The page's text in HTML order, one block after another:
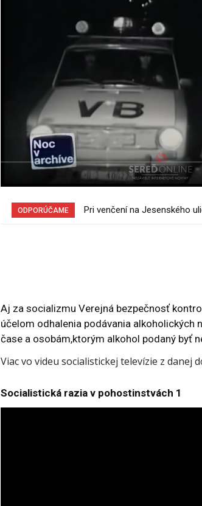
ODPORÚČAME
Sereď niekedy bola mestom
Aj za socializmu Verejná bezpečnosť
účelom odhalenia podávania alkoholických
čase a osobám,ktorým alkohol podaný byť
Viac vo videu socialistickej televízie z danej
Socialistická razia v pohostinstvách 1